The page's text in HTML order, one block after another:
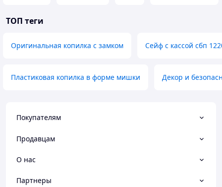
ТОП теги
Оригинальная копилка с замком Сейф с кассой сбп
Пластиковая копилка в форме мишки Декор и
Покупателям
Продавцам
О нас
Партнеры